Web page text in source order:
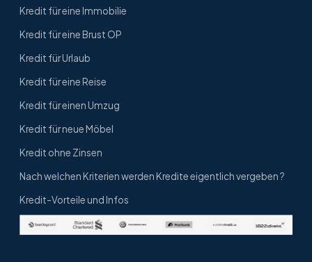
Kredit für eine Immobilie
Kredit für eine Brust OP
Kredit für Urlaub
Kredit für eine Reise
Kredit für einen Umzug
Kredit für neue Möbel
Kredit ohne Zinsen
Nach welchen Kriterien werden Kredite eigentlich vergeben ?
Kredit-Vorteile und Infos